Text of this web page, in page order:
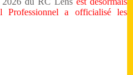
a officialisé les